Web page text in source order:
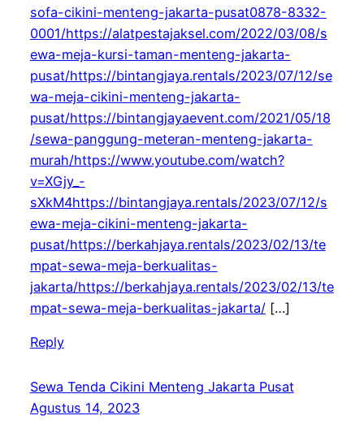
sofa-cikini-menteng-jakarta-pusat0878-8332-
0001/https://alatpestajaksel.com/2022/03/08/s
ewa-meja-kursi-taman-menteng-jakarta-
pusat/https://bintangjaya.rentals/2023/07/12/se
wa-meja-cikini-menteng-jakarta-
pusat/https://bintangjayaevent.com/2021/05/18
/sewa-panggung-meteran-menteng-jakarta-
murah/https://www.youtube.com/watch?
v=XGjy_-
sXkM4https://bintangjaya.rentals/2023/07/12/s
ewa-meja-cikini-menteng-jakarta-
pusat/https://berkahjaya.rentals/2023/02/13/te
mpat-sewa-meja-berkualitas-
jakarta/https://berkahjaya.rentals/2023/02/13/te
mpat-sewa-meja-berkualitas-jakarta/[…]
Reply
Sewa Tenda Cikini Menteng Jakarta Pusat
Agustus 14, 2023